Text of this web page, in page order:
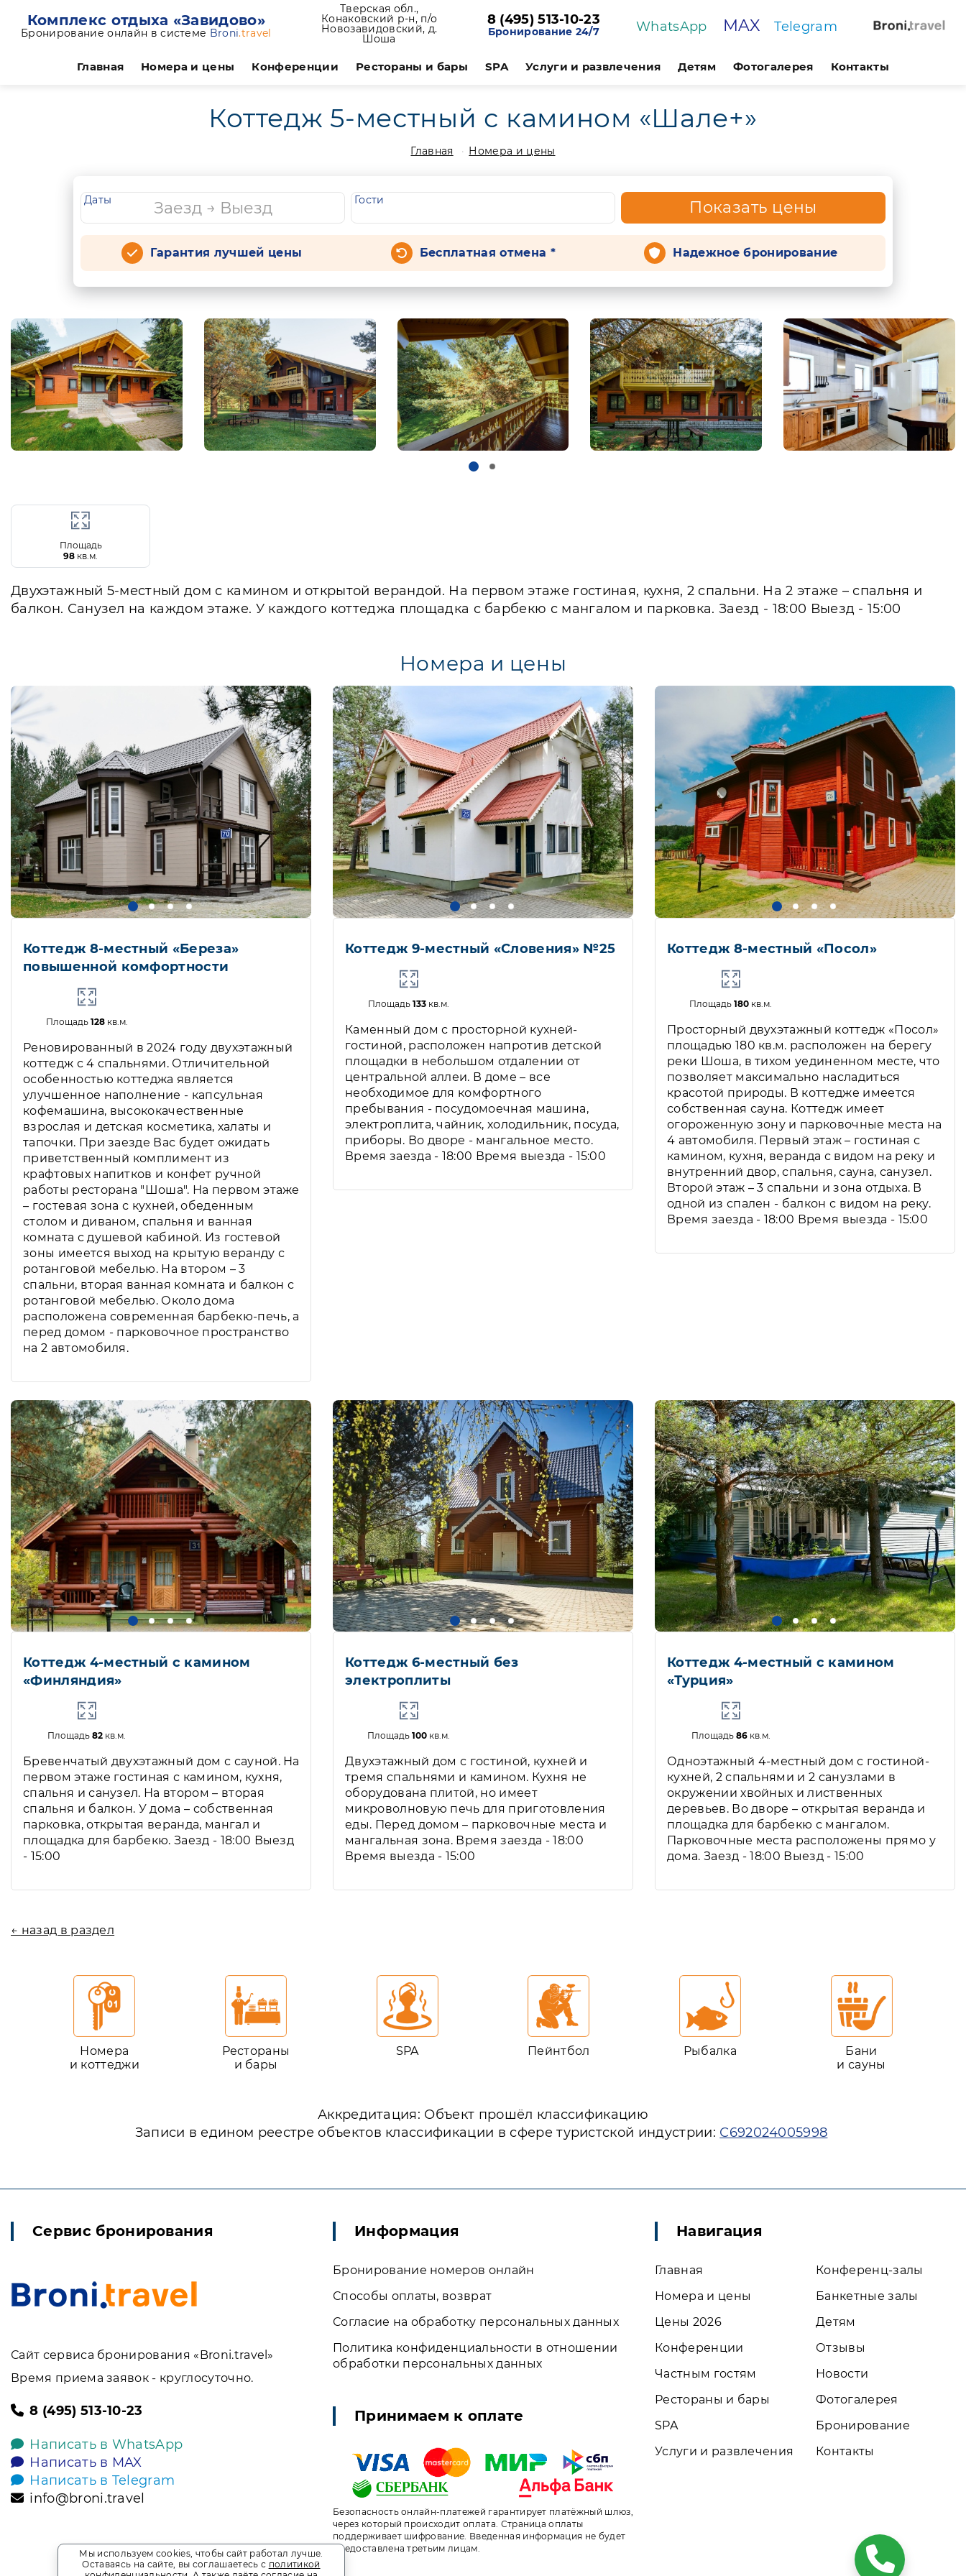
Комплекс отдыха «Завидово»
Бронирование онлайн в системе Broni.travel
Тверская обл.,
Конаковский р-н, п/о
Новозавидовский, д.
Шоша
8 (495) 513-10-23
Бронирование 24/7 WhatsApp MAX Telegram
Главная Номера и цены Конференции Рестораны и бары SPA Услуги и развлечения Детям Фотогалерея Контакты
Коттедж 5-местный с камином «Шале+»
Главная Номера и цены
Даты Гости Показать цены
Гарантия лучшей цены Бесплатная отмена * Надежное бронирование
Площадь
98 кв.м.
Двухэтажный 5-местный дом с камином и открытой верандой. На первом этаже гостиная, кухня, 2 спальни. На 2 этаже – спальня и
балкон. Санузел на каждом этаже. У каждого коттеджа площадка с барбекю с мангалом и парковка. Заезд - 18:00 Выезд - 15:00
Номера и цены
Коттедж 8-местный «Береза»
повышенной комфортности
Площадь 128кв.м.
Реновированный в 2024 году двухэтажный
коттедж с 4 спальнями. Отличительной
особенностью коттеджа является
улучшенное наполнение - капсульная
кофемашина, высококачественные
взрослая и детская косметика, халаты и
тапочки. При заезде Вас будет ожидать
приветственный комплимент из
крафтовых напитков и конфет ручной
работы ресторана "Шоша". На первом этаже
– гостевая зона с кухней, обеденным
столом и диваном, спальня и ванная
комната с душевой кабиной. Из гостевой
зоны имеется выход на крытую веранду с
ротанговой мебелью. На втором – 3
спальни, вторая ванная комната и балкон с
ротанговой мебелью. Около дома
расположена современная барбекю-печь, а
перед домом - парковочное пространство
на 2 автомобиля.
Коттедж 9-местный «Словения» №25
Площадь133 кв.м.
Каменный дом с просторной кухней-
гостиной, расположен напротив детской
площадки в небольшом отдалении от
центральной аллеи. В доме – все
необходимое для комфортного
пребывания - посудомоечная машина,
электроплита, чайник, холодильник, посуда,
приборы. Во дворе - мангальное место.
Время заезда - 18:00 Время выезда - 15:00
Коттедж 8-местный «Посол»
Площадь180 кв.м.
Просторный двухэтажный коттедж «Посол»
площадью 180 кв.м. расположен на берегу
реки Шоша, в тихом уединенном месте, что
позволяет максимально насладиться
красотой природы. В коттедже имеется
собственная сауна. Коттедж имеет
огороженную зону и парковочные места на
4 автомобиля. Первый этаж – гостиная с
камином, кухня, веранда с видом на реку и
внутренний двор, спальня, сауна, санузел.
Второй этаж – 3 спальни и зона отдыха. В
одной из спален - балкон с видом на реку.
Время заезда - 18:00 Время выезда - 15:00
Коттедж 4-местный с камином
«Финляндия»
Площадь82 кв.м.
Бревенчатый двухэтажный дом с сауной. На
первом этаже гостиная с камином, кухня,
спальня и санузел. На втором – вторая
спальня и балкон. У дома – собственная
парковка, открытая веранда, мангал и
площадка для барбекю. Заезд - 18:00 Выезд
- 15:00
Коттедж 6-местный без
электроплиты
Площадь100 кв.м.
Двухэтажный дом с гостиной, кухней и
тремя спальнями и камином. Кухня не
оборудована плитой, но имеет
микроволновую печь для приготовления
еды. Перед домом – парковочные места и
мангальная зона. Время заезда - 18:00
Время выезда - 15:00
Коттедж 4-местный с камином
«Турция»
Площадь 86кв.м.
Одноэтажный 4-местный дом с гостиной-
кухней, 2 спальнями и 2 санузлами в
окружении хвойных и лиственных
деревьев. Во дворе – открытая веранда и
площадка для барбекю с мангалом.
Парковочные места расположены прямо у
дома. Заезд - 18:00 Выезд - 15:00
← назад в раздел
Номера
и коттеджи
Рестораны
и бары
SPA Пейнтбол Рыбалка
Бани
и сауны
Аккредитация: Объект прошёл классификацию
Записи в едином реестре объектов классификации в сфере туристской индустрии: С692024005998
Сервис бронирования
Сайт сервиса бронирования «Broni.travel»
Время приема заявок - круглосуточно.
8 (495) 513-10-23
Написать в WhatsApp
Написать в MAX
Написать в Telegram
info@broni.travel
Информация
Бронирование номеров онлайн
Способы оплаты, возврат
Согласие на обработку персональных данных
Политика конфиденциальности в отношении
обработки персональных данных
Принимаем к оплате
Безопасность онлайн-платежей гарантирует платёжный шлюз,
через который происходит оплата. Страница оплаты
поддерживает шифрование. Введенная информация не будет
предоставлена третьим лицам.
Навигация
Главная
Номера и цены
Цены 2026
Конференции
Частным гостям
Рестораны и бары
SPA
Услуги и развлечения
Конференц-залы
Банкетные залы
Детям
Отзывы
Новости
Фотогалерея
Бронирование
Контакты
Мы используем cookies, чтобы сайт работал лучше.
Оставаясь на сайте, вы соглашаетесь с политикой